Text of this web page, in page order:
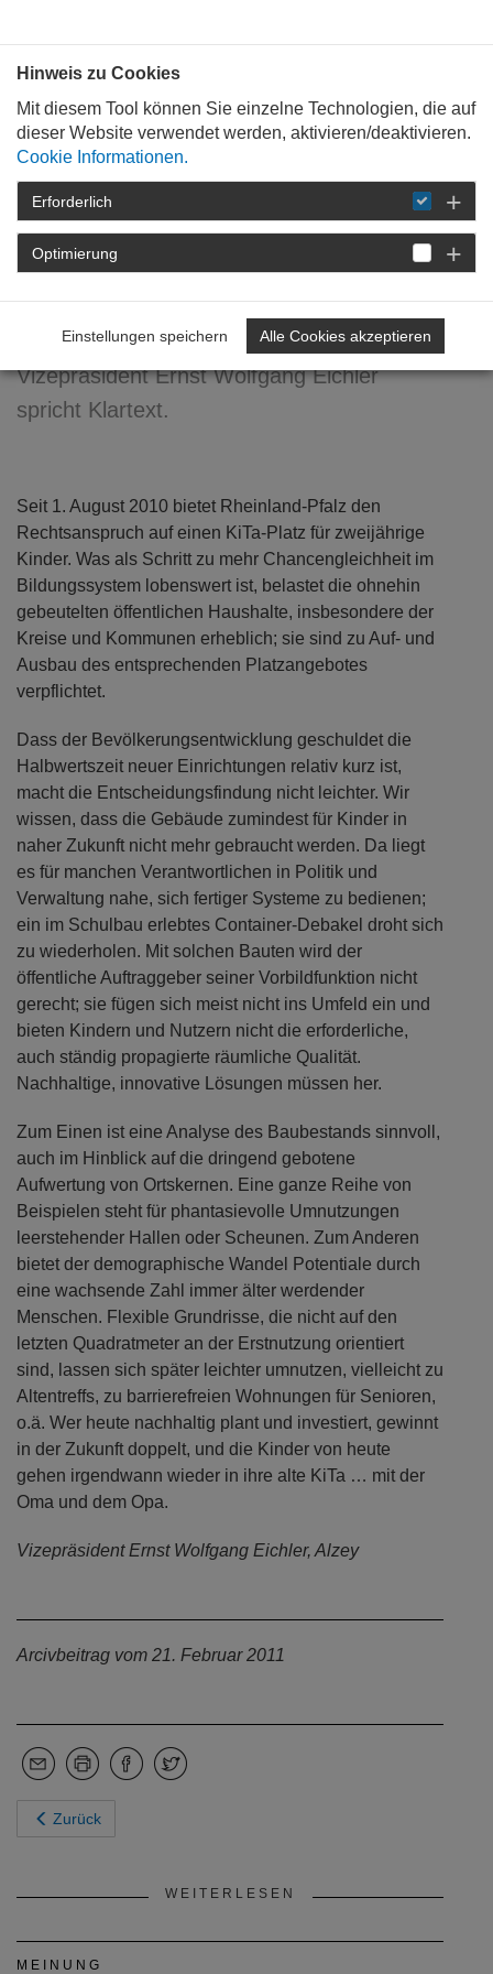
STARTSEITE DETAIL
In die Kita ... mit dem Opa!
Vizepräsident Ernst Wolfgang Eichler
spricht Klartext.
Seit 1. August 2010 bietet Rheinland-Pfalz den
Rechtsanspruch auf einen KiTa-Platz für zweijährige
Kinder. Was als Schritt zu mehr Chancengleichheit im
Bildungssystem lobenswert ist, belastet die ohnehin
gebeutelten öffentlichen Haushalte, insbesondere der
Kreise und Kommunen erheblich; sie sind zu Auf- und
Ausbau des entsprechenden Platzangebotes
verpflichtet.
Dass der Bevölkerungsentwicklung geschuldet die
Halbwertszeit neuer Einrichtungen relativ kurz ist,
macht die Entscheidungsfindung nicht leichter. Wir
wissen, dass die Gebäude zumindest für Kinder in
naher Zukunft nicht mehr gebraucht werden. Da liegt
es für manchen Verantwortlichen in Politik und
Verwaltung nahe, sich fertiger Systeme zu bedienen;
ein im Schulbau erlebtes Container-Debakel droht sich
zu wiederholen. Mit solchen Bauten wird der
öffentliche Auftraggeber seiner Vorbildfunktion nicht
gerecht; sie fügen sich meist nicht ins Umfeld ein und
bieten Kindern und Nutzern nicht die erforderliche,
auch ständig propagierte räumliche Qualität.
Nachhaltige, innovative Lösungen müssen her.
Zum Einen ist eine Analyse des Baubestands sinnvoll,
auch im Hinblick auf die dringend gebotene
Aufwertung von Ortskernen. Eine ganze Reihe von
Beispielen steht für phantasievolle Umnutzungen
leerstehender Hallen oder Scheunen. Zum Anderen
bietet der demographische Wandel Potentiale durch
eine wachsende Zahl immer älter werdender
Menschen. Flexible Grundrisse, die nicht auf den
letzten Quadratmeter an der Erstnutzung orientiert
sind, lassen sich später leichter umnutzen, vielleicht zu
Altentreffs, zu barrierefreien Wohnungen für Senioren,
o.ä. Wer heute nachhaltig plant und investiert, gewinnt
in der Zukunft doppelt, und die Kinder von heute
gehen irgendwann wieder in ihre alte KiTa … mit der
Oma und dem Opa.
Vizepräsident Ernst Wolfgang Eichler, Alzey
Arcivbeitrag vom 21. Februar 2011
Zurück
WEITERLESEN
MEINUNG
Hinweis zu Cookies
Mit diesem Tool können Sie einzelne Technologien, die auf
dieser Website verwendet werden, aktivieren/deaktivieren.
Cookie Informationen.
Erforderlich
Optimierung
Einstellungen speichern Alle Cookies akzeptieren